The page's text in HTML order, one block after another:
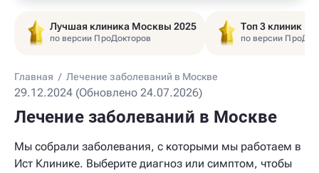
Лучшая клиника Москвы 2025
по версии ПроДокторов
Топ 3 клиник
по версии
Главная / Лечение заболеваний в Москве
29.12.2024 (Обновлено 24.07.2026)
Лечение заболеваний в Москве
Мы собрали заболевания, с которыми мы работаем в
Ист Клинике. Выберите диагноз или симптом, чтобы